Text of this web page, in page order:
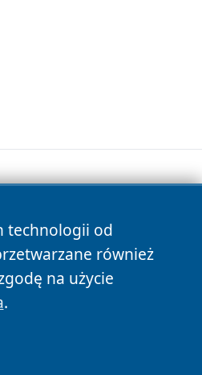
technologii od
również
na użycie
.